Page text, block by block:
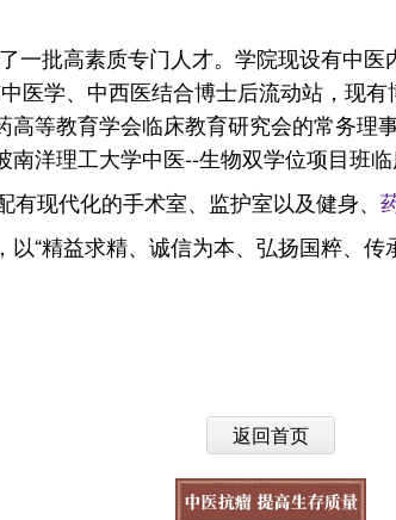
一批高素质专门人才。学院现设有中
医学、中西医结合博士后流动站，现
等教育学会临床教育研究会的常务
洋理工大学中医--生物双学位项目班
现代化的手术室、监护室以及健身、
“精益求精、诚信为本、弘扬国粹、传
返回首页